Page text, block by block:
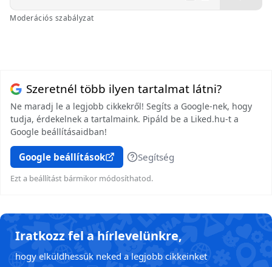
Moderációs szabályzat
Szeretnél több ilyen tartalmat látni?
Ne maradj le a legjobb cikkekről! Segíts a Google-nek, hogy
tudja, érdekelnek a tartalmaink. Pipáld be a Liked.hu-t a
Google beállításaidban!
Google beállítások Segítség
Ezt a beállítást bármikor módosíthatod.
Iratkozz fel a hírlevelünkre,
hogy elküldhessük neked a legjobb cikkeinket